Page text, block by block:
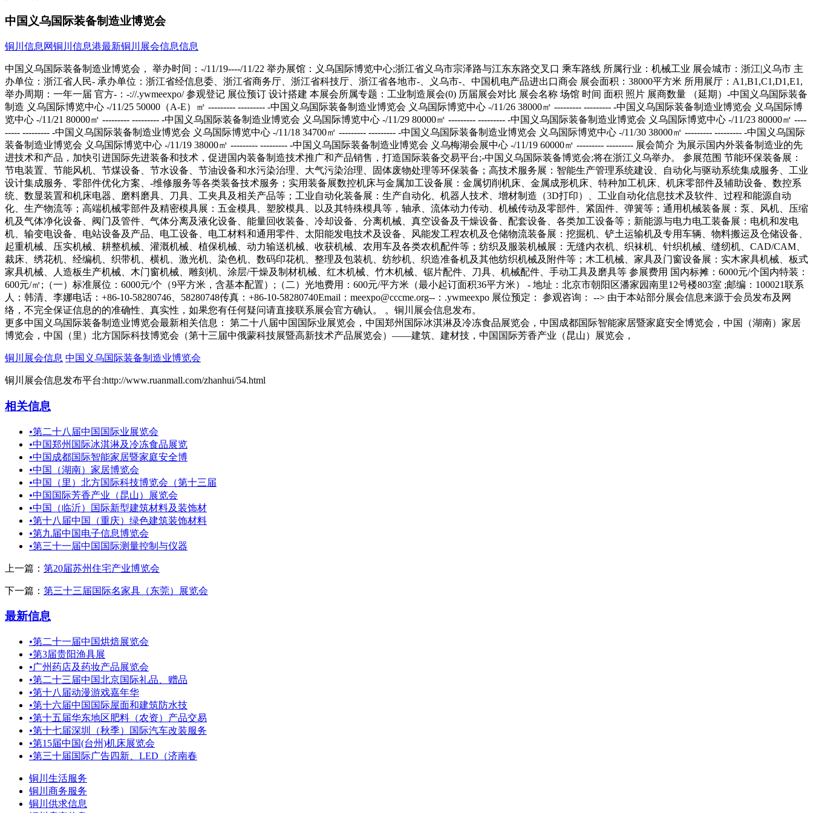
中国义乌国际装备制造业博览会
铜川信息网铜川信息港最新铜川展会信息信息
中国义乌国际装备制造业博览会， 举办时间：-/11/19----/11/22 举办展馆：义乌国际博览中心;浙江省义乌市宗泽路与江东东路交叉口 乘车路线 所属行业：机械工业 展会城市：浙江|义乌市 主办单位：浙江省人民- 承办单位：浙江省经信息委、浙江省商务厅、浙江省科技厅、浙江省各地市-、义乌市-、中国机电产品进出口商会 展会面积：38000平方米 所用展厅：A1,B1,C1,D1,E1, 举办周期：一年一届 官方-：-://.ywmeexpo/ 参观登记 展位预订 设计搭建 本展会所属专题：工业制造展会(0) 历届展会对比 展会名称 场馆 时间 面积 照片 展商数量 （延期）-中国义乌国际装备制造 义乌国际博览中心 -/11/25 50000（A-E）㎡ --------- --------- -中国义乌国际装备制造业博览会 义乌国际博览中心 -/11/26 38000㎡ --------- --------- -中国义乌国际装备制造业博览会 义乌国际博览中心 -/11/21 80000㎡ --------- --------- -中国义乌国际装备制造业博览会 义乌国际博览中心 -/11/29 80000㎡ --------- --------- -中国义乌国际装备制造业博览会 义乌国际博览中心 -/11/23 80000㎡ --------- --------- -中国义乌国际装备制造业博览会 义乌国际博览中心 -/11/18 34700㎡ --------- --------- -中国义乌国际装备制造业博览会 义乌国际博览中心 -/11/30 38000㎡ --------- --------- -中国义乌国际装备制造业博览会 义乌国际博览中心 -/11/19 38000㎡ --------- --------- -中国义乌国际装备制造业博览会 义乌梅湖会展中心 -/11/19 60000㎡ --------- --------- 展会简介 为展示国内外装备制造业的先进技术和产品，加快引进国际先进装备和技术，促进国内装备制造技术推广和产品销售，打造国际装备交易平台;-中国义乌国际装备博览会;将在浙江义乌举办。 参展范围 节能环保装备展：节电装置、节能风机、节煤设备、节水设备、节油设备和水污染治理、大气污染治理、固体废物处理等环保装备；高技术服务展：智能生产管理系统建设、自动化与驱动系统集成服务、工业设计集成服务、零部件优化方案、-维修服务等各类装备技术服务；实用装备展数控机床与金属加工设备展：金属切削机床、金属成形机床、特种加工机床、机床零部件及辅助设备、数控系统、数显装置和机床电器、磨料磨具、刀具、工夹具及相关产品等；工业自动化装备展：生产自动化、机器人技术、增材制造（3D打印）、工业自动化信息技术及软件、过程和能源自动化、生产物流等；高端机械零部件及精密模具展：五金模具、塑胶模具、以及其特殊模具等，轴承、流体动力传动、机械传动及零部件、紧固件、弹簧等；通用机械装备展：泵、风机、压缩机及气体净化设备、阀门及管件、气体分离及液化设备、能量回收装备、冷却设备、分离机械、真空设备及干燥设备、配套设备、各类加工设备等；新能源与电力电工装备展：电机和发电机、输变电设备、电站设备及产品、电工设备、电工材料和通用零件、太阳能发电技术及设备、风能发工程农机及仓储物流装备展：挖掘机、铲土运输机及专用车辆、物料搬运及仓储设备、起重机械、压实机械、耕整机械、灌溉机械、植保机械、动力输送机械、收获机械、农用车及各类农机配件等；纺织及服装机械展：无缝内衣机、织袜机、针织机械、缝纫机、CAD/CAM、裁床、绣花机、经编机、织带机、横机、激光机、染色机、数码印花机、整理及包
更多中国义乌国际装备制造业博览会最新相关信息： 第二十八届中国国际业展览会，中国郑州国际冰淇淋及冷冻食品展览会，中国成都国际智能家居暨家庭安全博览会，中国（湖南）家居
博览会，中国（里）北方国际科技博览会（第十三届中俄蒙科技展暨高新技术产品展览会）——建筑、建材技，中国国际芳香产业（昆山）展览会，
铜川展会信息 中国义乌国际装备制造业博览会
铜川展会信息发布平台:http://www.ruanmall.com/zhanhui/54.html
相关信息
•第二十八届中国国际业展览会
•中国郑州国际冰淇淋及冷冻食品展览
•中国成都国际智能家居暨家庭安全博
•中国（湖南）家居博览会
•中国（里）北方国际科技博览会（第十三届
•中国国际芳香产业（昆山）展览会
•中国（临沂）国际新型建筑材料及装饰材
•第十八届中国（重庆）绿色建筑装饰材料
•第九届中国电子信息博览会
•第三十一届中国国际测量控制与仪器
上一篇： 第20届苏州住宅产业博览会
下一篇： 第三十三届国际名家具（东莞）展览会
最新信息
•第二十一届中国烘焙展览会
•第3届贵阳渔具展
•广州药店及药妆产品展览会
•第二十三届中国北京国际礼品、赠品
•第十八届动漫游戏嘉年华
•第十六届中国国际屋面和建筑防水技
•第十五届华东地区肥料（农资）产品交易
•第十七届深圳（秋季）国际汽车改装服务
•第15届中国(台州)机床展览会
•第三十届国际广告四新、LED（济南春
铜川生活服务
铜川商务服务
铜川供求信息